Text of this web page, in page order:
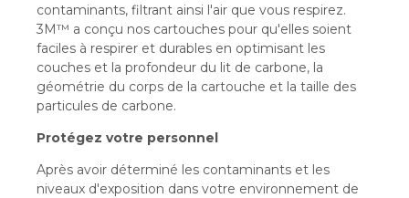
contaminants, filtrant ainsi l'air que vous respirez.
3M™ a conçu nos cartouches pour qu'elles soient
faciles à respirer et durables en optimisant les
couches et la profondeur du lit de carbone, la
géométrie du corps de la cartouche et la taille des
particules de carbone.
Protégez votre personnel
Après avoir déterminé les contaminants et les
niveaux d'exposition dans votre environnement de